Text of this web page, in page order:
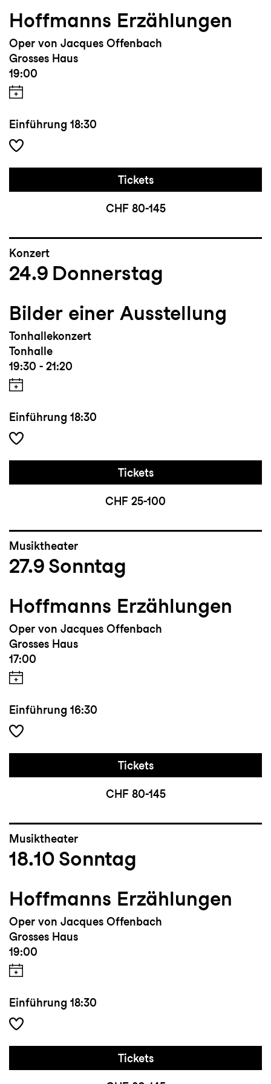
nachhaltiger Lesart und gestaltet aktiv
seine Zukunft.
Hoffmanns Erzählungen
Oper von Jacques Offenbach
Grosses Haus
19:00
Einführung 18:30
Tickets
CHF 80-145
Konzert
24.9 Donnerstag
Bilder einer Ausstellung
Tonhallekonzert
Tonhalle
19:30 - 21:20
Einführung 18:30
Tickets
CHF 25-100
Musiktheater
27.9 Sonntag
Hoffmanns Erzählungen
Oper von Jacques Offenbach
Grosses Haus
17:00
Einführung 16:30
Tickets
CHF 80-145
Musiktheater
18.10 Sonntag
Hoffmanns Erzählungen
Oper von Jacques Offenbach
Grosses Haus
19:00
Einführung 18:30
Tickets